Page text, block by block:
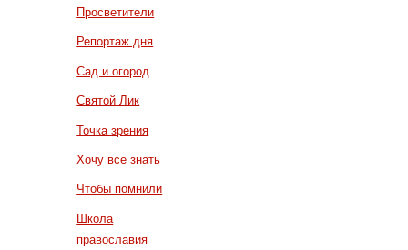
Просветители
Репортаж дня
Сад и огород
Святой Лик
Точка зрения
Хочу все знать
Чтобы помнили
Школа
православия